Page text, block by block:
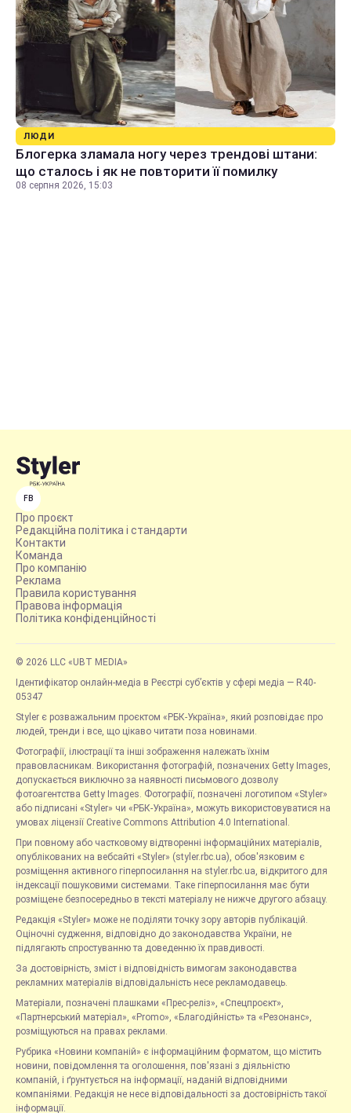
ЛЮДИ
Блогерка зламала ногу через трендові штани:
що сталось і як не повторити її помилку
08 серпня 2026, 15:03
FB
Про проєкт
Редакційна політика і стандарти
Контакти
Команда
Про компанію
Реклама
Правила користування
Правова інформація
Політика конфіденційності
© 2026 LLC «UBT MEDIA»
Ідентифікатор онлайн-медіа в Реєстрі суб’єктів у сфері медіа — R40-
05347
Styler є розважальним проєктом «РБК-Україна», який розповідає про
людей, тренди і все, що цікаво читати поза новинами.
Фотографії, ілюстрації та інші зображення належать їхнім
правовласникам. Використання фотографій, позначених Getty Images,
допускається виключно за наявності письмового дозволу
фотоагентства Getty Images. Фотографії, позначені логотипом «Styler»
або підписані «Styler» чи «РБК-Україна», можуть використовуватися на
умовах ліцензії Creative Commons Attribution 4.0 International.
При повному або частковому відтворенні інформаційних матеріалів,
опублікованих на вебсайті «Styler» (styler.rbc.ua), обов'язковим є
розміщення активного гіперпосилання на styler.rbc.ua, відкритого для
індексації пошуковими системами. Таке гіперпосилання має бути
розміщене безпосередньо в тексті матеріалу не нижче другого абзацу.
Редакція «Styler» може не поділяти точку зору авторів публікацій.
Оціночні судження, відповідно до законодавства України, не
підлягають спростуванню та доведенню їх правдивості.
За достовірність, зміст і відповідність вимогам законодавства
рекламних матеріалів відповідальність несе рекламодавець.
Матеріали, позначені плашками «Прес-реліз», «Спецпроєкт»,
«Партнерський матеріал», «Promo», «Благодійність» та «Резонанс»,
розміщуються на правах реклами.
Рубрика «Новини компаній» є інформаційним форматом, що містить
новини, повідомлення та оголошення, пов'язані з діяльністю
компаній, і ґрунтується на інформації, наданій відповідними
компаніями. Редакція не несе відповідальності за достовірність такої
інформації.